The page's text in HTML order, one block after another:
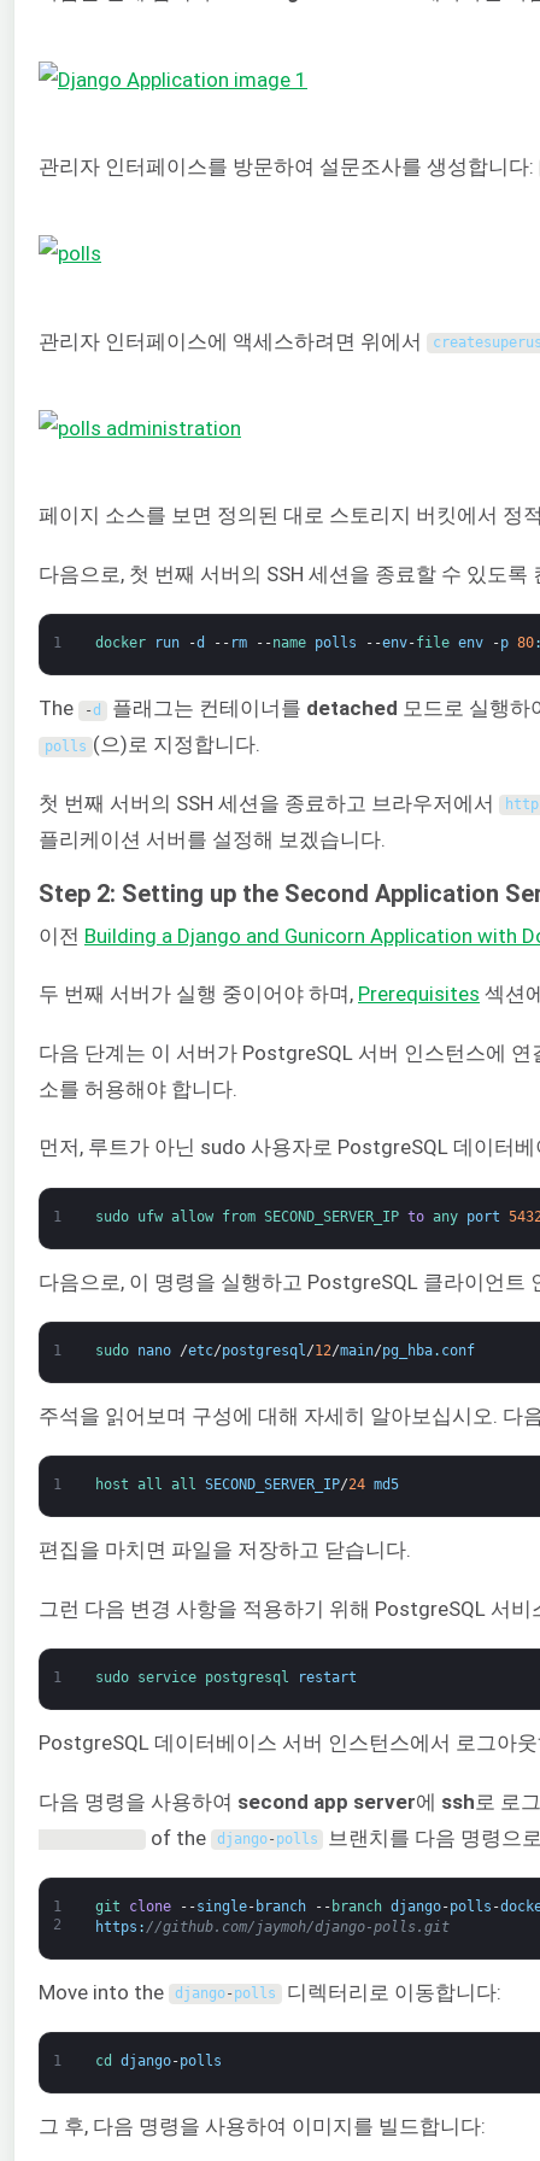
관리자 인터페이스를 방문하여 설문조사를 생성합니다:
관리자 인터페이스에 액세스하려면 위에서
페이지 소스를 보면 정의된 대로 스토리지 버킷에서 정
다음으로, 첫 번째 서버의 SSH 세션을 종료할 수 있도
1 docker run -d -- rm --name polls --env-file env -p 80
The -d 플래그는 컨테이너를 detached 모드로 실행하
polls (으)로 지정합니다.
첫 번째 서버의 SSH 세션을 종료하고 브라우저에서 http
플리케이션 서버를 설정해 보겠습니다.
Step 2: Setting up the Second Application
이전 Building a Django and Gunicorn Application with
두 번째 서버가 실행 중이어야 하며, Prerequisites 섹션
다음 단계는 이 서버가 PostgreSQL 서버 인스턴스에
소를 허용해야 합니다.
먼저, 루트가 아닌 sudo 사용자로 PostgreSQL 데이터
1 sudo ufw allow from SECOND_SERVER_IP to any port
다음으로, 이 명령을 실행하고 PostgreSQL 클라이언트
1 sudo nano /etc/postgresql/12/main/pg_hba. conf
주석을 읽어보며 구성에 대해 자세히 알아보십시오. 다
1 host all all SECOND_SERVER_IP/24 md5
편집을 마치면 파일을 저장하고 닫습니다.
그런 다음 변경 사항을 적용하기 위해 PostgreSQL 서
1 sudo service postgresql restart
PostgreSQL 데이터베이스 서버 인스턴스에서 로그아
다음 명령을 사용하여 second app server에 ssh 로 로
of the
django- polls 브랜치를 다음 명령으
1
2
git clone --single- branch -- branch django-polls -
https : //github.com/jaymoh/django-polls.git
Move into the django- polls 디렉터리로 이동합니다:
1 cd django-polls
그 후, 다음 명령을 사용하여 이미지를 빌드합니다: